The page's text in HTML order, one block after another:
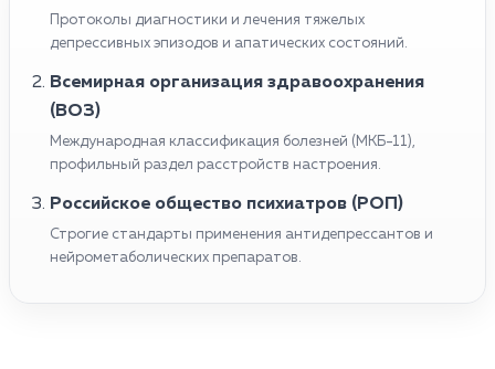
Протоколы диагностики и лечения тяжелых
депрессивных эпизодов и апатических состояний.
Всемирная организация здравоохранения
(ВОЗ)
Международная классификация болезней (МКБ-11),
профильный раздел расстройств настроения.
Российское общество психиатров (РОП)
Строгие стандарты применения антидепрессантов и
нейрометаболических препаратов.